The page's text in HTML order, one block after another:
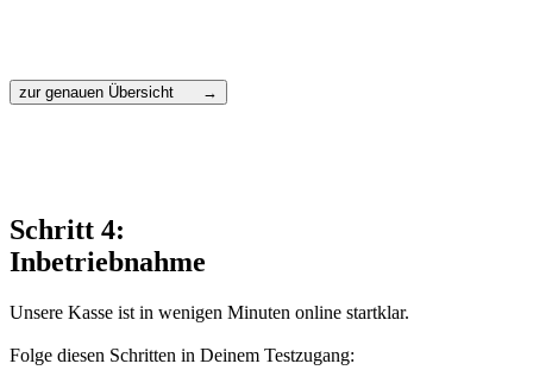
zur genauen Übersicht →
Schritt 4:
Inbetriebnahme
Unsere Kasse ist in wenigen Minuten online startklar.
Folge diesen Schritten in Deinem Testzugang: